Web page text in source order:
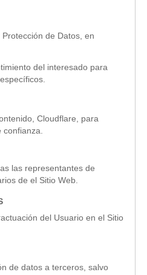
de Datos, en
del interesado para
Cloudflare, para
confianza.
las representantes de
de el Sitio Web.
del Usuario en el Sitio
de datos a terceros, salvo